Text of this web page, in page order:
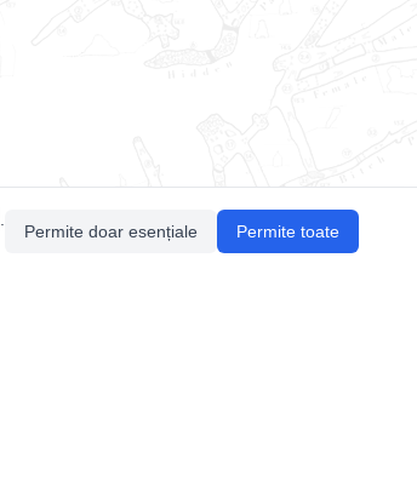
Permite doar esențiale Permite toate